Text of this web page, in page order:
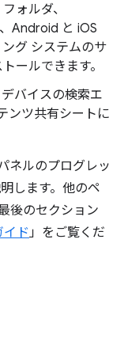
フォルダ、
Android と iOS
グ システムのサ
ールできます。
バイスの検索エ
ンツ共有シートに
ネルのプログレッ
します。他のペ
後のセクション
ド」をご覧くだ